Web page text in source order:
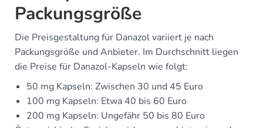
Packungsgröße
Die Preisgestaltung für Danazol variiert je nach
Packungsgröße und Anbieter. Im Durchschnitt liegen
die Preise für Danazol-Kapseln wie folgt:
50 mg Kapseln: Zwischen 30 und 45 Euro
100 mg Kapseln: Etwa 40 bis 60 Euro
200 mg Kapseln: Ungefähr 50 bis 80 Euro